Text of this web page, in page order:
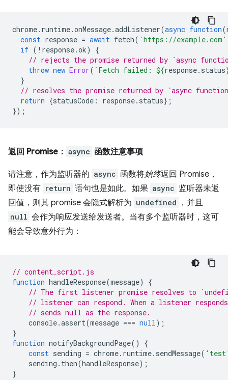
chrome. runtime.onMessage.addListener(async function(
const response = await fetch( 'https://example.com'
if ( ! response.ok)
{
// rejects the promise returned by `async
throw new Error( `Fetch failed: ${response. status
}
// resolves the promise returned by `async
return {statusCode : response. status};
});
返回 Promise： async 函数注意事项
请注意，作为监听器的 async 函数将始终返回 Promise，
即使没有 return 语句也是如此。如果 async 监听器未返
回值，则其 promise 会隐式解析为 undefined ，并且
null 会作为响应发送给发送者。当有多个监听器时，这可
能会导致意外行为：
// content_script.js
function handleResponse(message)
{
// The first listener promise resolves to
// listener can respond. When a listener
// sends null as the response.
console.assert(message === null);
}
function notifyBackgroundPage()
{
const sending = chrome. runtime. sendMessage(
sending . then(handleResponse);
}